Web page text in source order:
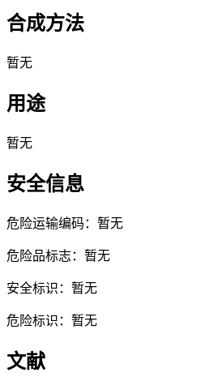
合成方法
暂无
用途
暂无
安全信息
危险运输编码：暂无
危险品标志：暂无
安全标识：暂无
危险标识：暂无
文献